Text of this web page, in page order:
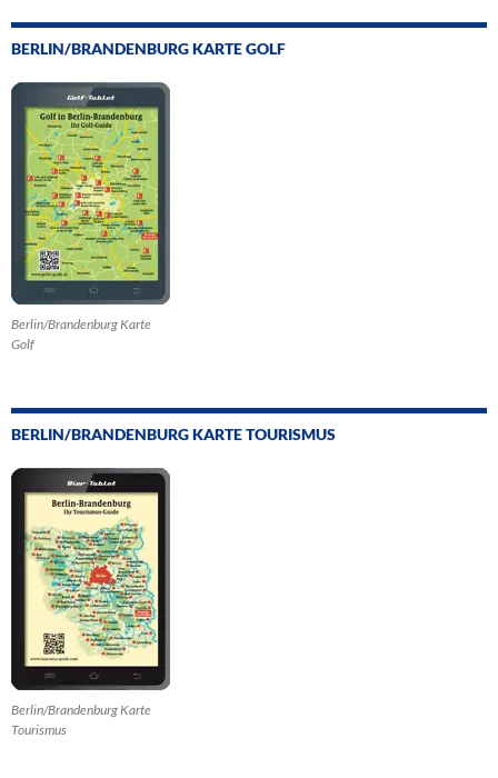
BERLIN/BRANDENBURG KARTE GOLF
Berlin/Brandenburg Karte
Golf
BERLIN/BRANDENBURG KARTE TOURISMUS
Berlin/Brandenburg Karte
Tourismus